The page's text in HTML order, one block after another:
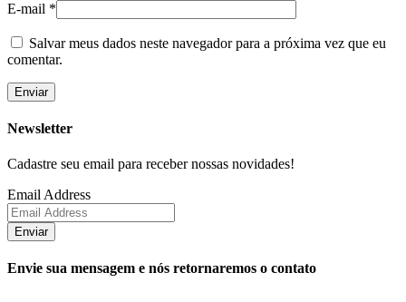
E-mail *
Salvar meus dados neste navegador para a próxima vez que eu
comentar.
Newsletter
Cadastre seu email para receber nossas novidades!
Email Address
Enviar
Envie sua mensagem e nós retornaremos o contato